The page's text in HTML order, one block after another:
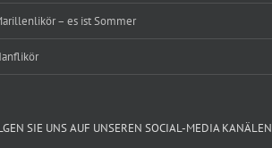
– es ist Sommer
SIE UNS AUF UNSEREN SOCIAL-MEDIA KANÄLEN